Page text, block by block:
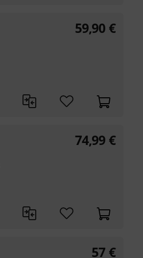
59,90 €
74,99 €
57 €